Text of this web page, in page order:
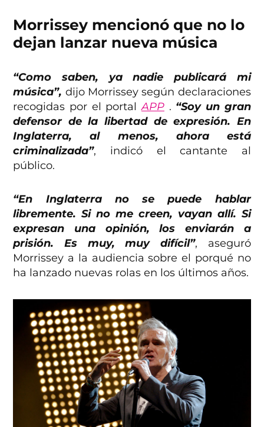
Morrissey mencionó que no lo
dejan lanzar nueva música
“Como saben, ya nadie publicará mi
música”, dijo Morrissey según declaraciones
recogidas por el portalAPP . “Soy un gran
defensor de la libertad de expresión. En
Inglaterra, al menos, ahora está
criminalizada”, indicó el cantante al
público.
“En Inglaterra no se puede hablar
libremente. Si no me creen, vayan allí. Si
expresan una opinión, los enviarán a
prisión. Es muy, muy difícil”, aseguró
Morrissey a la audiencia sobre el porqué no
ha lanzado nuevas rolas en los últimos años.